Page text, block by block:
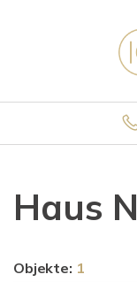
Haus
Objekte: 1